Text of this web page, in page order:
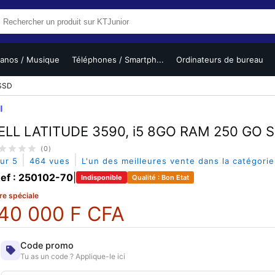
/ Musique Téléphones / Smartph... Ordinateurs de bureau
LATITUDE 3590, i5 8GO RAM 250 GO
(0)
5 464 vues L'un des meilleures vente dans la
: 250102-70 Indisponible Qualité : Bon Etat
spéciale
000 F CFA
Code promo
Tu as un code ? Applique-le ici